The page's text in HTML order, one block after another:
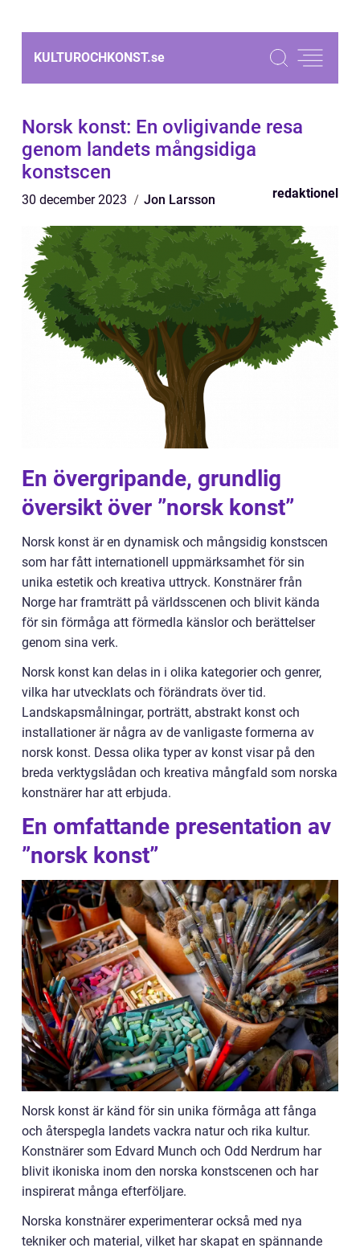
KULTUROCHKONST.se
Norsk konst: En ovligivande resa
genom landets mångsidiga
konstscen
30 december 2023 Jon Larsson redaktionel
En övergripande, grundlig
översikt över ”norsk konst”
Norsk konst är en dynamisk och mångsidig konstscen
som har fått internationell uppmärksamhet för sin
unika estetik och kreativa uttryck. Konstnärer från
Norge har framträtt på världsscenen och blivit kända
för sin förmåga att förmedla känslor och berättelser
genom sina verk.
Norsk konst kan delas in i olika kategorier och genrer,
vilka har utvecklats och förändrats över tid.
Landskapsmålningar, porträtt, abstrakt konst och
installationer är några av de vanligaste formerna av
norsk konst. Dessa olika typer av konst visar på den
breda verktygslådan och kreativa mångfald som norska
konstnärer har att erbjuda.
En omfattande presentation av
”norsk konst”
Norsk konst är känd för sin unika förmåga att fånga
och återspegla landets vackra natur och rika kultur.
Konstnärer som Edvard Munch och Odd Nerdrum har
blivit ikoniska inom den norska konstscenen och har
inspirerat många efterföljare.
Norska konstnärer experimenterar också med nya
tekniker och material, vilket har skapat en spännande